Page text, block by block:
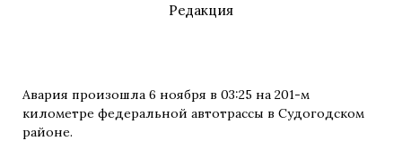
Редакция
Авария произошла 6 ноября в 03:25 на 201-м
километре федеральной автотрассы в Судогодском
районе.